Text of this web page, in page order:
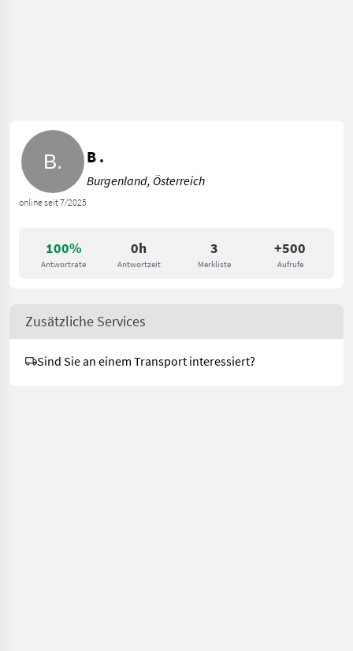
100%
Antwortrate
0h
Antwortzeit
3
Merkliste
+500
Aufrufe
online seit 7/2025
B .
Burgenland, Österreich
Zusätzliche Services
Sind Sie an einem Transport interessiert?